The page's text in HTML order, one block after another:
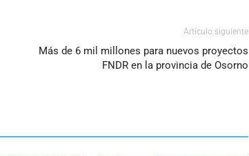
Artículo siguiente
Más de 6 mil millones para nuevos proyectos
FNDR en la provincia de Osorno